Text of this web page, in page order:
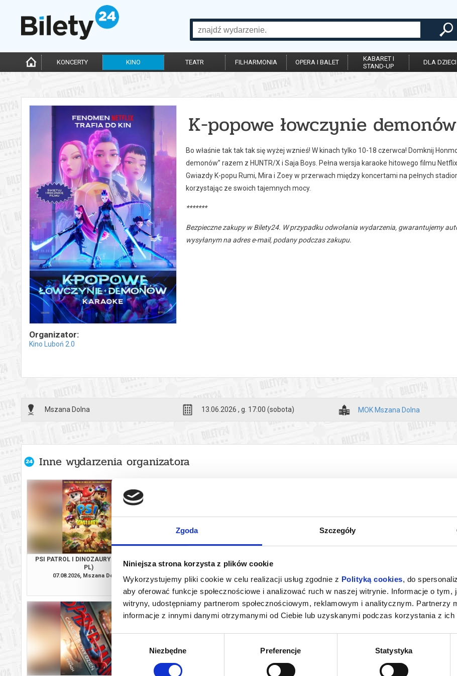
Zgoda Szczegóły
Niniejsza strona korzysta z plików cookie
Wykorzystujemy pliki cookie w celu realizacji usług zgodnie z Polityką cookies, do
aby oferować funkcje społecznościowe i analizować ruch w naszej witrynie. Informacje o
witryny, udostępniamy partnerom społecznościowym, reklamowym i analitycznym. Partnerzy
informacje z innymi danymi otrzymanymi od Ciebie lub uzyskanymi podczas korzystania z ich
Wybór
zgody
Niezbędne Preferencje Statystyka
KONCERTY KINO TEATR FILHARMONIA OPERA I BALET
KABARET I
STAND-UP
DLA DZIECI
Organizator:
Kino Luboń 2.0
K-popowe łowczynie
Bo właśnie tak tak tak się wyżej wznieś! W kinach tylko 10-18 czerwca! Domknij
demonów” razem z HUNTR/X i Saja Boys. Pełna wersja karaoke hitowego filmu
Gwiazdy K-popu Rumi, Mira i Zoey w przerwach między koncertami na pełnych
korzystając ze swoich tajemnych mocy.
*******
Bezpieczne zakupy w Bilety24. W przypadku odwołania wydarzenia, gwarantujemy
wysyłanym na adres e-mail, podany podczas zakupu.
Mszana Dolna 13.06.2026 , g. 17:00 (sobota) MOK Mszana Dolna
Inne wydarzenia organizatora
PSI PATROL I DINOZAURY (DUBBING
PL)
07.08.2026, Mszana Dolna
kup bilet
SPIDER-MAN. CAŁKIEM NOWY DZIEŃ
(NAPISY PL)
07.08.2026, Mszana Dolna
kup bilet
08.08.2026, Mszana Dolna
kup bilet